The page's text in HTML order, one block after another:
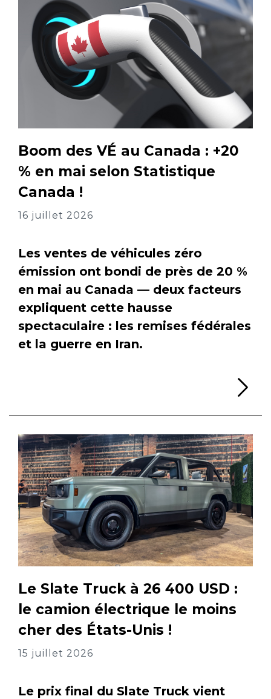
Boom des VÉ au Canada : +20
% en mai selon Statistique
Canada !
16 juillet 2026
Les ventes de véhicules zéro
émission ont bondi de près de 20 %
en mai au Canada — deux facteurs
expliquent cette hausse
spectaculaire : les remises fédérales
et la guerre en Iran.
Le Slate Truck à 26 400 USD :
le camion électrique le moins
cher des États-Unis !
15 juillet 2026
Le prix final du Slate Truck vient